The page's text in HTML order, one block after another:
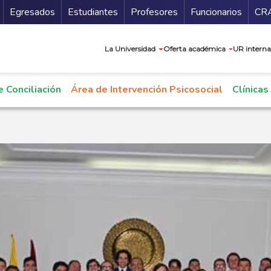
Secundario
Egresados Estudiantes Profesores Funcionarios
La Universidad Oferta académica UR
Conciliación Área de Intervención Psicosocial Clínicas